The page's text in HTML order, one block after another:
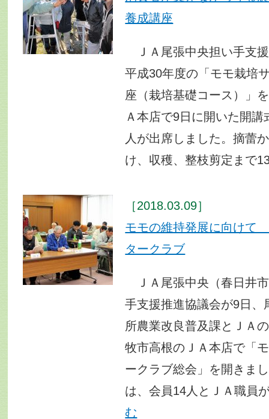
養成講座
ＪＡ尾張中央担い手支
平成30年度の「モモ栽培
座（栽培基礎コース）」
Ａ本店で9日に開いた開
人が出席しました。摘蕾
け、収穫、整枝剪定まで
［2018.03.09］
モモの維持発展に向けて
タークラブ
ＪＡ尾張中央（春日井
手支援推進協議会が9日、
所農業改良普及課とＪＡ
牧市高根のＪＡ本店で「
ークラブ総会」を開きま
は、会員14人とＪＡ職員
む